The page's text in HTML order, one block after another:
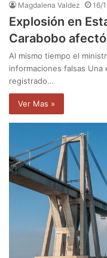
Magdalena Valdez 16/
Explosión en
Carabobo
Al mismo tiempo el
informaciones falsas
registrado…
Ver Mas »